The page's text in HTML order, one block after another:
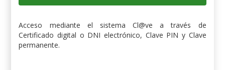
Acceso mediante el sistema Cl@ve a través de
Certificado digital o DNI electrónico, Clave PIN y Clave
permanente.